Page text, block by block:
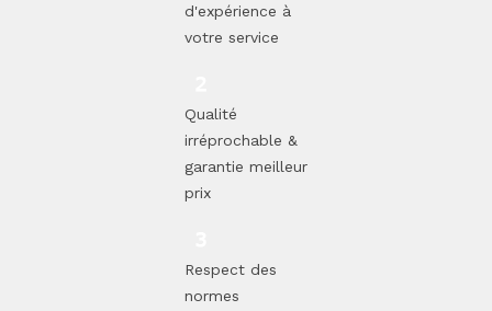
d'expérience à
votre service
Qualité
irréprochable &
garantie meilleur
prix
Respect des
normes